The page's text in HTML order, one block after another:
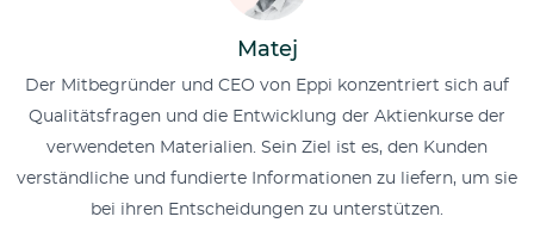
Matej
Der Mitbegründer und CEO von Eppi konzentriert sich auf
Qualitätsfragen und die Entwicklung der Aktienkurse der
verwendeten Materialien. Sein Ziel ist es, den Kunden
verständliche und fundierte Informationen zu liefern, um sie
bei ihren Entscheidungen zu unterstützen.